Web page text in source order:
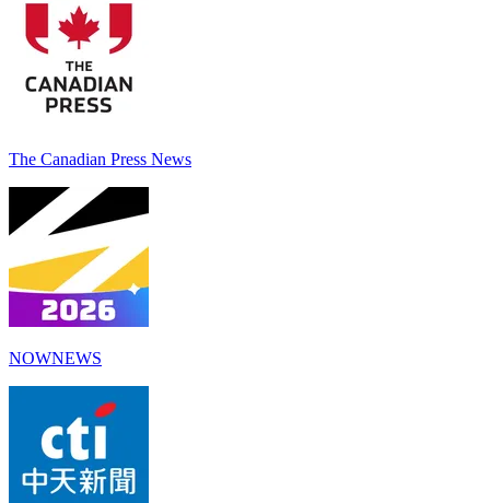
The Canadian Press News
NOWNEWS